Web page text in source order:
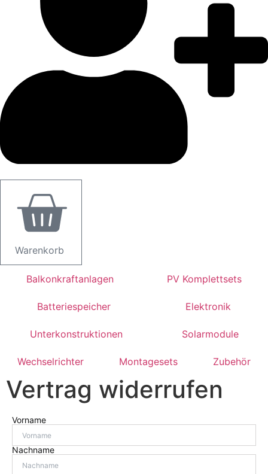
Warenkorb
Balkonkraftanlagen PV Komplettsets
Batteriespeicher Elektronik
Unterkonstruktionen Solarmodule
Wechselrichter Montagesets Zubehör
Vertrag widerrufen
Vorname
Nachname